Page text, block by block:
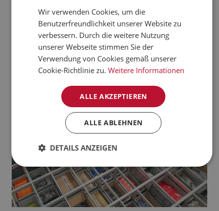
verarbeiten kann.
Jetzt mehr erfahren
Aktuelle News: FRENCH
DANISH
POLISH
ITALIAN
ENGLISH
Wir verwenden Cookies, um die
Benutzerfreundlichkeit unserer Website zu
verbessern. Durch die weitere Nutzung
unserer Webseite stimmen Sie der
Verwendung von Cookies gemäß unserer
Cookie-Richtlinie zu. Weitere Informationen
ALLE AKZEPTIEREN
ALLE ABLEHNEN
DETAILS ANZEIGEN